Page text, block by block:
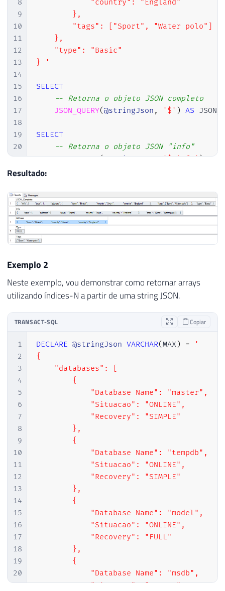
8
9
10
11
12
13
14
15
16
17
18
19
20
21
22
24
25
26
27
28
30
31
32
            "country": "England"
        },
        "tags": ["Sport", "Water polo"]
    },
    "type": "Basic"
} '
SELECT
-- Retorna o objeto JSON completo
JSON_QUERY(@stringJson , '$' ) AS
SELECT
-- Retorna o objeto JSON "info"
JSON_QUERY(@stringJson, '$.info') AS
JSON_QUERY(@stringJson,
-- Retorna NULL, pois JSON_QUERY só
SELECT
-- Retorna o array de valores da
'$.info.tags'
Resultado:
Exemplo 2
Neste exemplo, vou demonstrar como retornar arrays
utilizando índices-N a partir de uma string JSON.
TRANSACT-SQL Copiar
1
2
3
4
5
6
7
8
9
10
11
12
13
14
15
16
17
18
19
20
21
DECLARE @stringJson VARCHAR(MAX) =
'
{
    "databases": [
        {
            "Database Name": "master",
            "Situacao": "ONLINE",
            "Recovery": "SIMPLE"
        },
        {
            "Database Name": "tempdb",
            "Situacao": "ONLINE",
            "Recovery": "SIMPLE"
        },
        {
            "Database Name": "model",
            "Situacao": "ONLINE",
            "Recovery": "FULL"
        },
        {
            "Database Name": "msdb",
            "Situacao": "ONLINE",